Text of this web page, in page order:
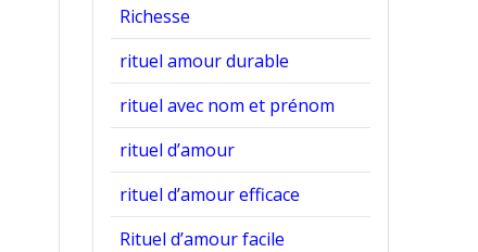
Richesse
rituel amour durable
rituel avec nom et prénom
rituel d’amour
rituel d’amour efficace
Rituel d’amour facile